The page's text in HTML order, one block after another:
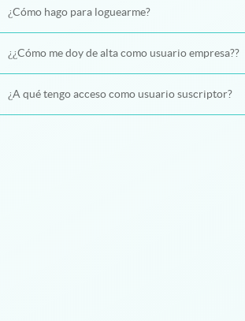
¿Cómo hago para loguearme?
¿¿Cómo me doy de alta como usuario empresa??
¿A qué tengo acceso como usuario suscriptor?